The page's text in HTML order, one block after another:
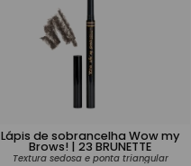
Lápis de sobrancelha Wow my
Brows! | 23 BRUNETTE
Textura sedosa e ponta triangular